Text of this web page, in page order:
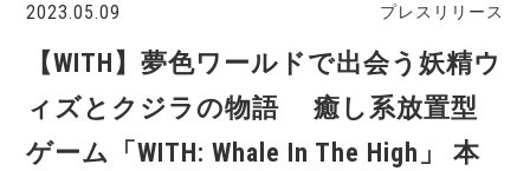
2023.05.09 プレスリリース
【WITH】夢色ワールドで出会う妖精ウ
ィズとクジラの物語 癒し系放置型
ゲーム「WITH: Whale In The High」 本